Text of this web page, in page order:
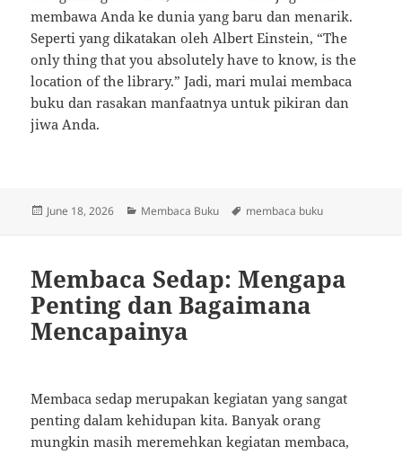
membawa Anda ke dunia yang baru dan menarik.
Seperti yang dikatakan oleh Albert Einstein, “The
only thing that you absolutely have to know, is the
location of the library.” Jadi, mari mulai membaca
buku dan rasakan manfaatnya untuk pikiran dan
jiwa Anda.
Posted
June 18, 2026 Categories
Membaca Buku Tags
membaca buku
Membaca Sedap: Mengapa
Penting dan Bagaimana
Mencapainya
Membaca sedap merupakan kegiatan yang sangat
penting dalam kehidupan kita. Banyak orang
mungkin masih meremehkan kegiatan membaca,